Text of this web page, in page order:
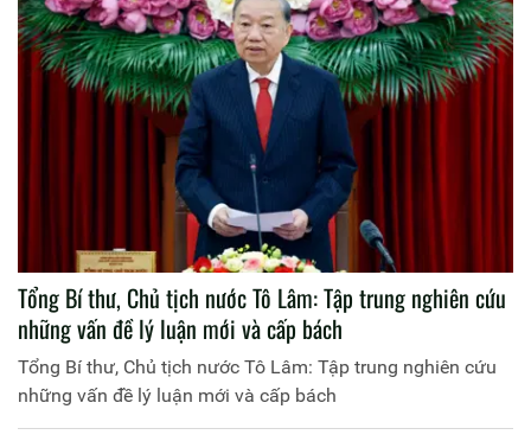
Tổng Bí thư, Chủ tịch nước Tô Lâm: Tập trung nghiên cứu
những vấn đề lý luận mới và cấp bách
Tổng Bí thư, Chủ tịch nước Tô Lâm: Tập trung nghiên cứu
những vấn đề lý luận mới và cấp bách